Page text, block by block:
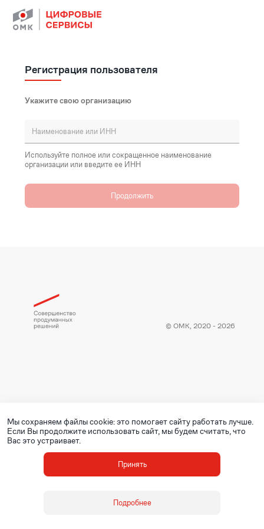
Регистрация пользователя
Укажите свою организацию
Используйте полное или сокращенное наименование
организации или введите ее ИНН
Продолжить
© ОМК, 2020 - 2026
Мы сохраняем файлы cookie: это помогает сайту работать лучше.
Если Вы продолжите использовать сайт, мы будем считать, что
Вас это устраивает.
Принять
Подробнее